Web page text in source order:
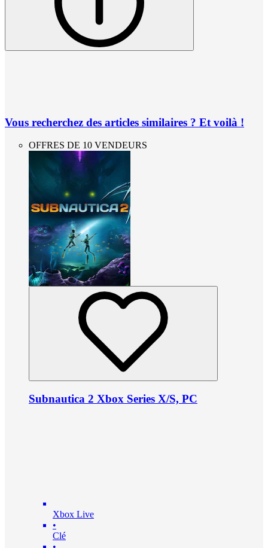
Vous recherchez des articles similaires ? Et voilà !
OFFRES DE 10 VENDEURS
Subnautica 2 Xbox Series X/S, PC
Xbox Live
•
Clé